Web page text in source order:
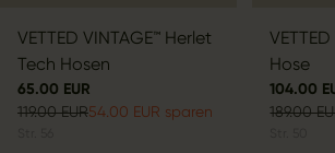
VETTED VINTAGE™ Herlet
Tech Hosen
65.00 EUR
119.00 EUR54.00 EUR sparen
Hose
104.00
189.00